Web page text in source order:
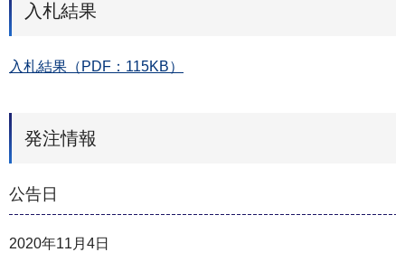
入札結果
入札結果（PDF：115KB）
発注情報
公告日
2020年11月4日